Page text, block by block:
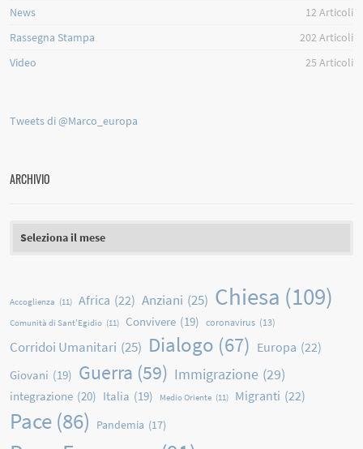
News
12Articoli
Rassegna Stampa
202Articoli
Video
25 Articoli
Tweets di @Marco_europa
ARCHIVIO
Accoglienza (11) Africa (22) Anziani (25) Chiesa (109)
Comunità di Sant'Egidio (11) Convivere (19) coronavirus (13)
Corridoi Umanitari (25) Dialogo (67) Europa (22)
Giovani (19) Guerra (59) Immigrazione (29)
integrazione (20) Italia (19) Medio Oriente (11) Migranti (22)
Pace (86) Pandemia (17)